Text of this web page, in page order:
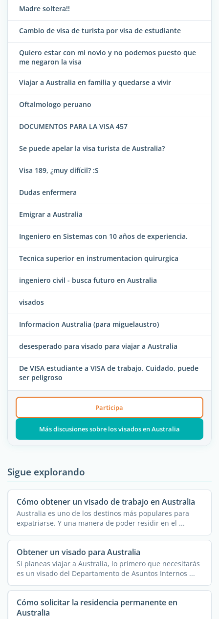
Madre soltera!!
Cambio de visa de turista por visa de estudiante
Quiero estar con mi novio y no podemos puesto que
me negaron la visa
Viajar a Australia en familia y quedarse a vivir
Oftalmologo peruano
DOCUMENTOS PARA LA VISA 457
Se puede apelar la visa turista de Australia?
Visa 189, ¿muy difícil? :S
Dudas enfermera
Emigrar a Australia
Ingeniero en Sistemas con 10 años de experiencia.
Tecnica superior en instrumentacion quirurgica
ingeniero civil - busca futuro en Australia
visados
Informacion Australia (para miguelaustro)
desesperado para visado para viajar a Australia
De VISA estudiante a VISA de trabajo. Cuidado, puede
ser peligroso
Participa
Más discusiones sobre los visados en Australia
Sigue explorando
Cómo obtener un visado de trabajo en Australia
Australia es uno de los destinos más populares para
expatriarse. Y una manera de poder residir en el ...
Obtener un visado para Australia
Si planeas viajar a Australia, lo primero que necesitarás
es un visado del Departamento de Asuntos Internos ...
Cómo solicitar la residencia permanente en
Australia